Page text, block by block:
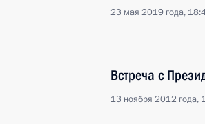
23 мая 2019 года,
Встреча с
13 ноября 2012 года,